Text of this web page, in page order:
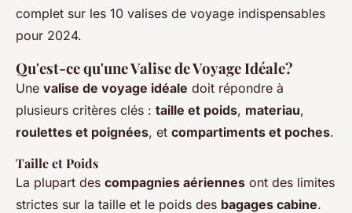
complet sur les 10 valises de voyage indispensables
pour 2024.
Qu'est-ce qu'une Valise de Voyage Idéale?
Une valise de voyage idéale doit répondre à
plusieurs critères clés : taille et poids, materiau,
roulettes et poignées, et compartiments et poches.
Taille et Poids
La plupart des compagnies aériennes ont des limites
strictes sur la taille et le poids des bagages cabine.